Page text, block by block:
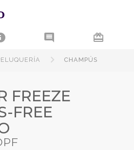
comment card_giftcard
CHAMPÚS
FREEZE
FREE